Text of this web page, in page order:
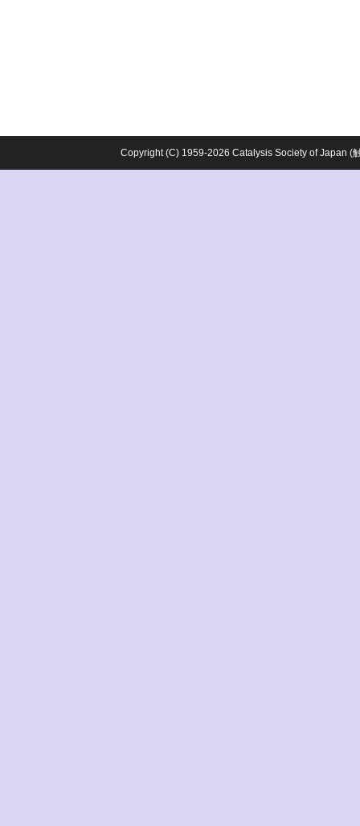
Copyright (C) 1959-2026 Catalysis Society of Japan (